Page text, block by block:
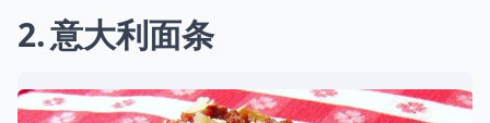
2 意大利面条